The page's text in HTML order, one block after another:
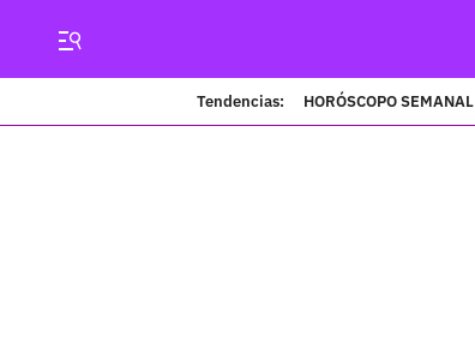
Tendencias: HORÓSCOPO SEMANAL